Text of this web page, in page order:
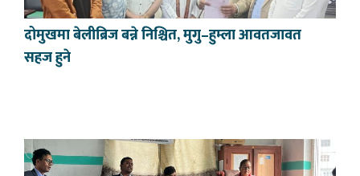
दोमुखमा बेलीब्रिज बन्ने निश्चित, मुगु–हुम्ला आवतजावत
सहज हुने